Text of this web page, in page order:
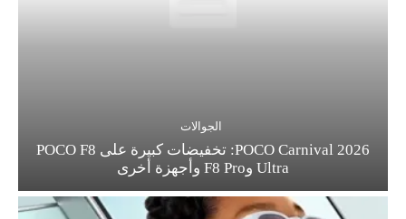
الجوالات
POCO Carnival 2026: تخفيضات كبيرة على POCO F8
Ultra وF8 Pro وأجهزة أخرى